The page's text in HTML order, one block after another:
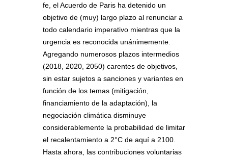
fe, el Acuerdo de Paris ha detenido un
objetivo de (muy) largo plazo al renunciar a
todo calendario imperativo mientras que la
urgencia es reconocida unánimemente.
Agregando numerosos plazos intermedios
(2018, 2020, 2050) carentes de objetivos,
sin estar sujetos a sanciones y variantes en
función de los temas (mitigación,
financiamiento de la adaptación), la
negociación climática disminuye
considerablemente la probabilidad de limitar
el recalentamiento a 2°C de aquí a 2100.
Hasta ahora, las contribuciones voluntarias